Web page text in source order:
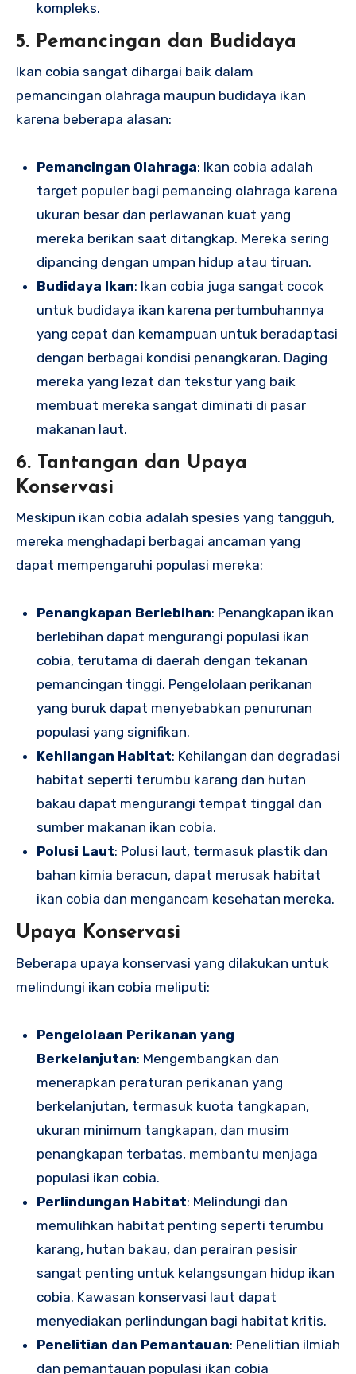
kompleks.
5. Pemancingan dan Budidaya
Ikan cobia sangat dihargai baik dalam
pemancingan olahraga maupun budidaya ikan
karena beberapa alasan:
Pemancingan Olahraga: Ikan cobia adalah
target populer bagi pemancing olahraga karena
ukuran besar dan perlawanan kuat yang
mereka berikan saat ditangkap. Mereka sering
dipancing dengan umpan hidup atau tiruan.
Budidaya Ikan: Ikan cobia juga sangat cocok
untuk budidaya ikan karena pertumbuhannya
yang cepat dan kemampuan untuk beradaptasi
dengan berbagai kondisi penangkaran. Daging
mereka yang lezat dan tekstur yang baik
membuat mereka sangat diminati di pasar
makanan laut.
6. Tantangan dan Upaya
Konservasi
Meskipun ikan cobia adalah spesies yang tangguh,
mereka menghadapi berbagai ancaman yang
dapat mempengaruhi populasi mereka:
Penangkapan Berlebihan: Penangkapan ikan
berlebihan dapat mengurangi populasi ikan
cobia, terutama di daerah dengan tekanan
pemancingan tinggi. Pengelolaan perikanan
yang buruk dapat menyebabkan penurunan
populasi yang signifikan.
Kehilangan Habitat: Kehilangan dan degradasi
habitat seperti terumbu karang dan hutan
bakau dapat mengurangi tempat tinggal dan
sumber makanan ikan cobia.
Polusi Laut: Polusi laut, termasuk plastik dan
bahan kimia beracun, dapat merusak habitat
ikan cobia dan mengancam kesehatan mereka.
Upaya Konservasi
Beberapa upaya konservasi yang dilakukan untuk
melindungi ikan cobia meliputi:
Pengelolaan Perikanan yang
Berkelanjutan: Mengembangkan dan
menerapkan peraturan perikanan yang
berkelanjutan, termasuk kuota tangkapan,
ukuran minimum tangkapan, dan musim
penangkapan terbatas, membantu menjaga
populasi ikan cobia.
Perlindungan Habitat: Melindungi dan
memulihkan habitat penting seperti terumbu
karang, hutan bakau, dan perairan pesisir
sangat penting untuk kelangsungan hidup ikan
cobia. Kawasan konservasi laut dapat
menyediakan perlindungan bagi habitat kritis.
Penelitian dan Pemantauan: Penelitian ilmiah
dan pemantauan populasi ikan cobia